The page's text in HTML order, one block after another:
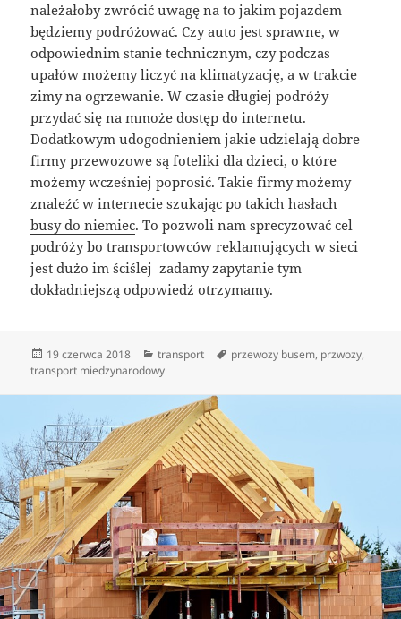
należałoby zwrócić uwagę na to jakim pojazdem
będziemy podróżować. Czy auto jest sprawne, w
odpowiednim stanie technicznym, czy podczas
upałów możemy liczyć na klimatyzację, a w trakcie
zimy na ogrzewanie. W czasie długiej podróży
przydać się na mmoże dostęp do internetu.
Dodatkowym udogodnieniem jakie udzielają dobre
firmy przewozowe są foteliki dla dzieci, o które
możemy wcześniej poprosić. Takie firmy możemy
znaleźć w internecie szukając po takich hasłach
busy do niemiec. To pozwoli nam sprecyzować cel
podróży bo transportowców reklamujących w sieci
jest dużo im ściślej zadamy zapytanie tym
dokładniejszą odpowiedź otrzymamy.
Data
publikacji
19 czerwca 2018 Kategorie
transport Tagi
przewozy busem, przwozy,
transport miedzynarodowy